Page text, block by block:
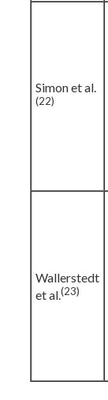
Simon et al.
(22)
Wallerstedt
et al.(23)